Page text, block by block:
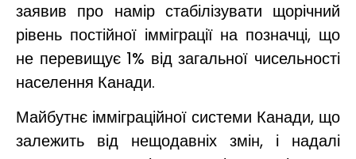
заявив про намір стабілізувати щорічний
рівень постійної імміграції на позначці, що
не перевищує 1% від загальної чисельності
населення Канади.
Майбутнє імміграційної системи Канади, що
залежить від нещодавніх змін, і надалі